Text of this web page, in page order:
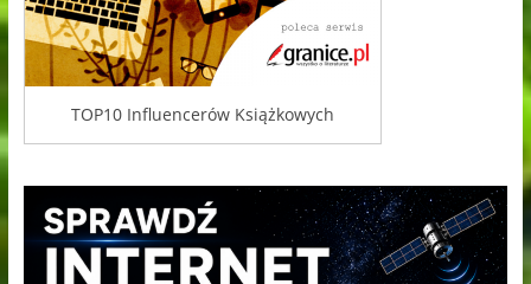
TOP10 Influencerów Książkowych